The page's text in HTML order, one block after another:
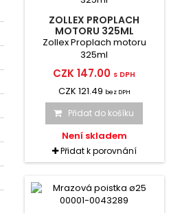
ZOLLEX PROPLACH
MOTORU 325ML
Zollex Proplach motoru
325ml
CZK 147.00 s DPH
CZK 121.49 bez DPH
Přidat do košíku
Není skladem
Přidat k porovnání